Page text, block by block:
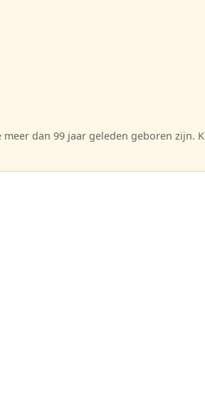
dan 99 jaar geleden geboren zijn.